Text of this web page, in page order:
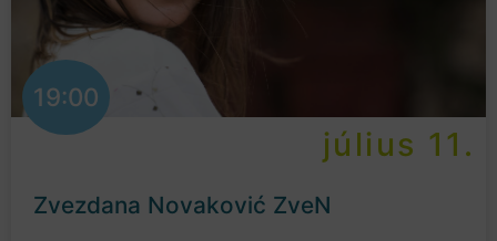
19:00
július 11.
Zvezdana Novaković ZveN